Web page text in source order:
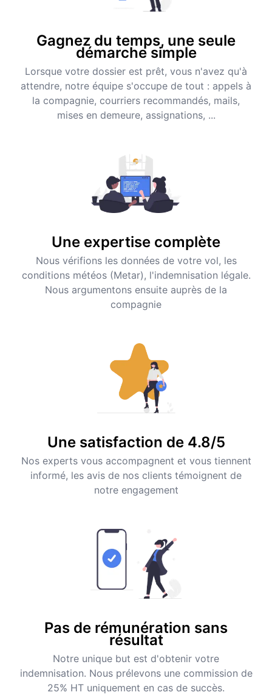
Gagnez du temps, une seule
démarche simple
Lorsque votre dossier est prêt, vous n'avez qu'à
attendre, notre équipe s'occupe de tout : appels à
la compagnie, courriers recommandés, mails,
mises en demeure, assignations, ...
Une expertise complète
Nous vérifions les données de votre vol, les
conditions météos (Metar), l'indemnisation légale.
Nous argumentons ensuite auprès de la
compagnie
Une satisfaction de 4.8/5
Nos experts vous accompagnent et vous tiennent
informé, les avis de nos clients témoignent de
notre engagement
Pas de rémunération sans
résultat
Notre unique but est d'obtenir votre
indemnisation. Nous prélevons une commission de
25% HT uniquement en cas de succès.